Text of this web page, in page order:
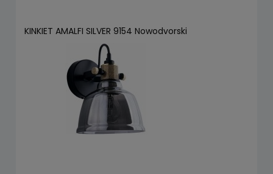
KINKIET AMALFI SILVER 9154 Nowodvorski